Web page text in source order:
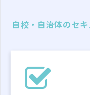
自校・自治体のセ